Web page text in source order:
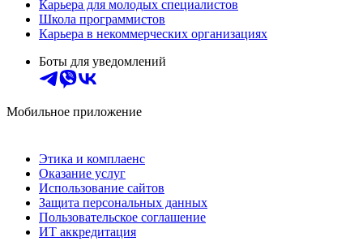
Карьера для молодых специалистов
Школа программистов
Карьера в некоммерческих организациях
Боты для уведомлений
Мобильное приложение
Этика и комплаенс
Оказание услуг
Использование сайтов
Защита персональных данных
Пользовательское соглашение
ИТ аккредитация